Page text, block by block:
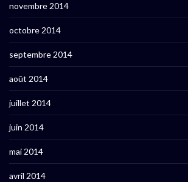
novembre 2014
octobre 2014
septembre 2014
août 2014
juillet 2014
juin 2014
mai 2014
avril 2014